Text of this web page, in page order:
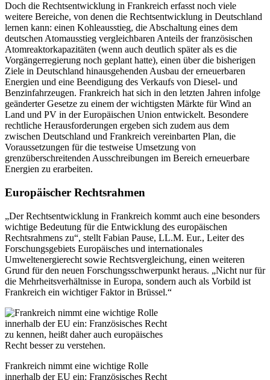
Doch die Rechtsentwicklung in Frankreich erfasst noch viele
weitere Bereiche, von denen die Rechtsentwicklung in Deutschland
lernen kann: einen Kohleausstieg, die Abschaltung eines dem
deutschen Atomausstieg vergleichbaren Anteils der französischen
Atomreaktorkapazitäten (wenn auch deutlich später als es die
Vorgängerregierung noch geplant hatte), einen über die bisherigen
Ziele in Deutschland hinausgehenden Ausbau der erneuerbaren
Energien und eine Beendigung des Verkaufs von Diesel- und
Benzinfahrzeugen. Frankreich hat sich in den letzten Jahren infolge
geänderter Gesetze zu einem der wichtigsten Märkte für Wind an
Land und PV in der Europäischen Union entwickelt. Besondere
rechtliche Herausforderungen ergeben sich zudem aus dem
zwischen Deutschland und Frankreich vereinbarten Plan, die
Voraussetzungen für die testweise Umsetzung von
grenzüberschreitenden Ausschreibungen im Bereich erneuerbare
Energien zu erarbeiten.
Europäischer Rechtsrahmen
„Der Rechtsentwicklung in Frankreich kommt auch eine besonders
wichtige Bedeutung für die Entwicklung des europäischen
Rechtsrahmens zu“, stellt Fabian Pause, LL.M. Eur., Leiter des
Forschungsgebiets Europäisches und internationales
Umweltenergierecht sowie Rechtsvergleichung, einen weiteren
Grund für den neuen Forschungsschwerpunkt heraus. „Nicht nur für
die Mehrheitsverhältnisse in Europa, sondern auch als Vorbild ist
Frankreich ein wichtiger Faktor in Brüssel.“
Frankreich nimmt eine wichtige Rolle
innerhalb der EU ein: Französisches Recht